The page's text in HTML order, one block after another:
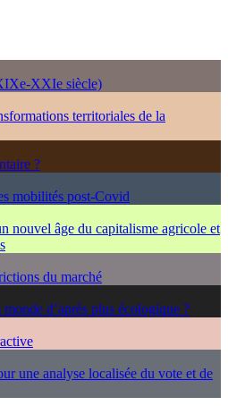
XXIe siècle)
territoriales de la
?
mobilités post-Covid
nouvel âge du capitalisme agricole et
du marché
d’après plus écologique ?
une analyse localisée du vote et de